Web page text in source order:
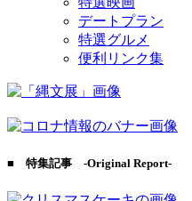
デートプラン
特選グルメ
便利リンク集
■ 特集記事 -Original Report-